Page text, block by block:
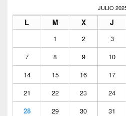
JULIO
L M X J
1 2 3
7
8 9 10
14
15 16 17
21
22 23 24
28
29 30 31